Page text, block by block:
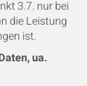
3.7. nur bei
die Leistung
ist.
ua.